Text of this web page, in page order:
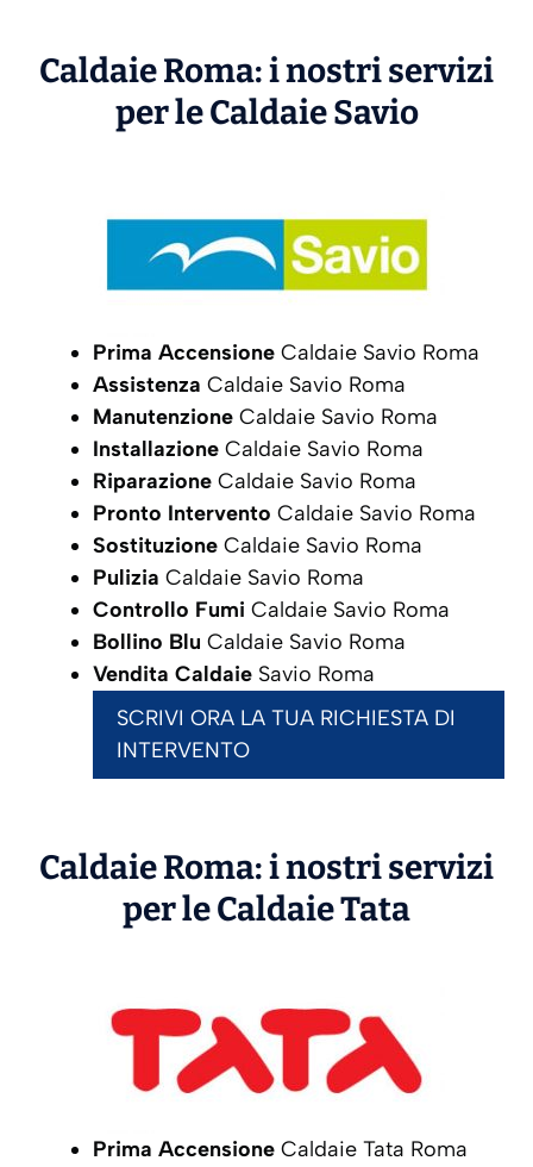
Caldaie Roma: i nostri servizi
per le CaldaieSavio
Prima Accensione Caldaie Savio Roma
Assistenza Caldaie Savio Roma
Manutenzione Caldaie Savio Roma
Installazione Caldaie Savio Roma
Riparazione Caldaie Savio Roma
Pronto Intervento Caldaie Savio Roma
Sostituzione Caldaie Savio Roma
Pulizia Caldaie Savio Roma
Controllo Fumi Caldaie Savio Roma
Bollino Blu Caldaie Savio Roma
Vendita Caldaie Savio Roma
SCRIVI ORA LA TUA RICHIESTA DI
INTERVENTO
Caldaie Roma: i nostri servizi
per le CaldaieTata
Prima Accensione Caldaie Tata Roma